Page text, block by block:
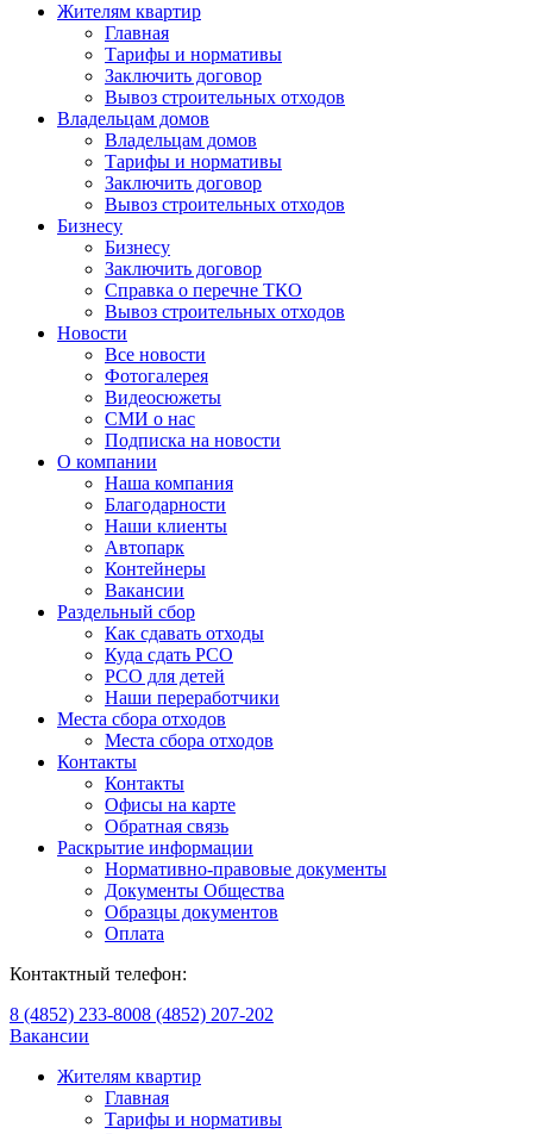
Жителям квартир
Главная
Тарифы и нормативы
Заключить договор
Вывоз строительных отходов
Владельцам домов
Владельцам домов
Тарифы и нормативы
Заключить договор
Вывоз строительных отходов
Бизнесу
Бизнесу
Заключить договор
Справка о перечне ТКО
Вывоз строительных отходов
Новости
Все новости
Фотогалерея
Видеосюжеты
СМИ о нас
Подписка на новости
О компании
Наша компания
Благодарности
Наши клиенты
Автопарк
Контейнеры
Вакансии
Раздельный сбор
Как сдавать отходы
Куда сдать РСО
РСО для детей
Наши переработчики
Места сбора отходов
Места сбора отходов
Контакты
Контакты
Офисы на карте
Обратная связь
Раскрытие информации
Нормативно-правовые документы
Документы Общества
Образцы документов
Оплата
Контактный телефон:
8 (4852) 233-8008 (4852) 207-202
Вакансии
Жителям квартир
Главная
Тарифы и нормативы